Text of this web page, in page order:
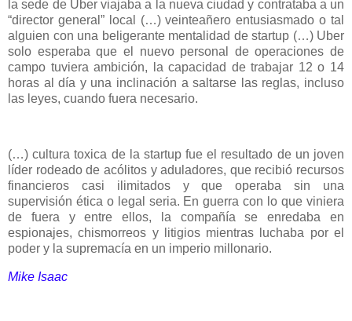
la sede de Uber viajaba a la nueva ciudad y contrataba a un
“director general” local (…) veinteañero entusiasmado o tal
alguien con una beligerante mentalidad de startup (…) Uber
solo esperaba que el nuevo personal de operaciones de
campo tuviera ambición, la capacidad de trabajar 12 o 14
horas al día y una inclinación a saltarse las reglas, incluso
las leyes, cuando fuera necesario.
(…) cultura toxica de la startup fue el resultado de un joven
líder rodeado de acólitos y aduladores, que recibió recursos
financieros casi ilimitados y que operaba sin una
supervisión ética o legal seria. En guerra con lo que viniera
de fuera y entre ellos, la compañía se enredaba en
espionajes, chismorreos y litigios mientras luchaba por el
poder y la supremacía en un imperio millonario.
Mike Isaac